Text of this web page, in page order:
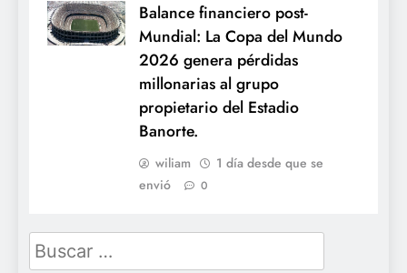
Balance financiero post-
Mundial: La Copa del Mundo
2026 genera pérdidas
millonarias al grupo
propietario del Estadio
Banorte.
wiliam
1 día desde que se
envió
0
Buscar: